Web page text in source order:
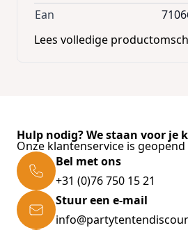
Ean
Lees volledige
Hulp nodig? We staan voor je
Onze klantenservice is
Bel met ons
+31 (0)76 750 15 21
Stuur een e-mail